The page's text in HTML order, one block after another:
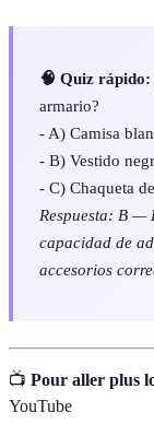
🧠 Quiz rápido:
armario?
- A) Camisa
- B) Vestido
- C) Chaqueta
Respuesta: B —
capacidad de
accesorios
📺 Pour aller plus
YouTube